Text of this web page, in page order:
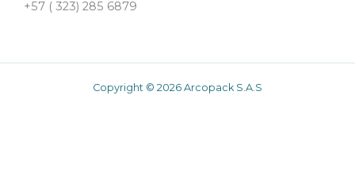
+57 ( 323) 285 6879
Copyright © 2026 Arcopack S.A.S